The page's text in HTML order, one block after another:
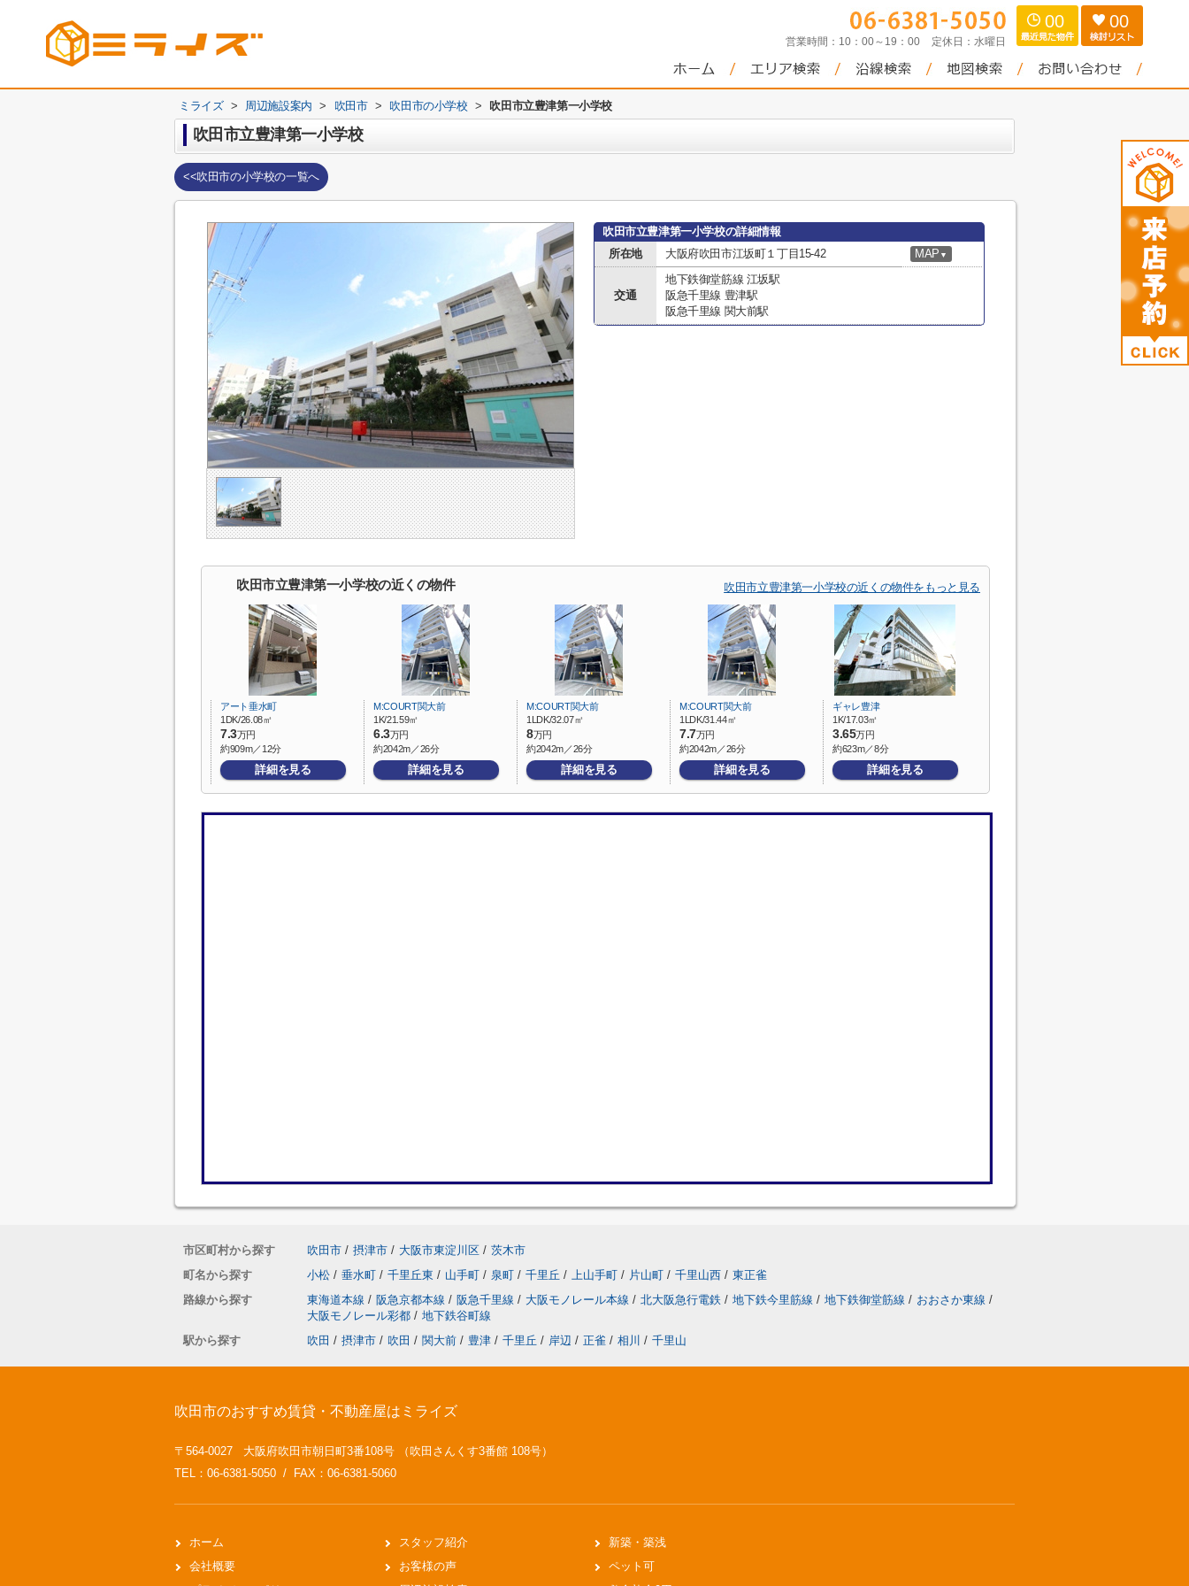
営業時間： 10：00～19：00 定休日： 水曜日
00 00
ミライズ > 周辺施設案内 > 吹田市 > 吹田市の小学校 > 吹田市立豊津第一小学校
吹田市立豊津第一小学校
<<吹田市の小学校の一覧へ
吹田市立豊津第一小学校の詳細情報
所在地
大阪府吹田市江坂町１丁目15-42 MAP ▼
交通
地下鉄御堂筋線 江坂駅
阪急千里線 豊津駅
阪急千里線 関大前駅
吹田市立豊津第一小学校の近くの物件 吹田市立豊津第一小学校の近くの物件をもっと見る
アート垂水町
1DK/26.08㎡
7.3万円
約909m／12分
詳細を見る
M:COURT関大前
1K/21.59㎡
6.3万円
約2042m／26分
詳細を見る
M:COURT関大前
1LDK/32.07㎡
8万円
約2042m／26分
詳細を見る
M:COURT関大前
1LDK/31.44㎡
7.7万円
約2042m／26分
詳細を見る
ギャレ豊津
1K/17.03㎡
3.65万円
約623m／8分
詳細を見る
市区町村から探す 吹田市 / 摂津市 / 大阪市東淀川区 / 茨木市
町名から探す
小松 / 垂水町 / 千里丘東 / 山手町 / 泉町 / 千里丘 / 上山手町 / 片山町 / 千里山西 / 東正雀
路線から探す
東海道本線 / 阪急京都本線 / 阪急千里線 / 大阪モノレール本線 / 北大阪急行電鉄 / 地下鉄今里筋線 / 地下鉄御堂筋線 / おおさか東線 /
大阪モノレール彩都 / 地下鉄谷町線
駅から探す
吹田 / 摂津市 / 吹田 / 関大前 / 豊津 / 千里丘 / 岸辺 / 正雀 / 相川 / 千里山
吹田市のおすすめ賃貸・不動産屋はミライズ
〒564-0027 大阪府吹田市朝日町3番108号 （吹田さんくす3番館 108号）
TEL：06-6381-5050 / FAX：06-6381-5060
ホーム
会社概要
スタッフ紹介
お客様の声
新築・築浅
ペット可